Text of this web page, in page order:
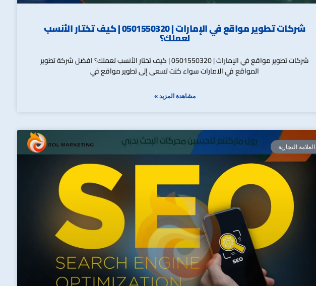
شركات تطوير مواقع في الإمارات | 0501550320 | كيف تختار الأنسب
لعملك؟
شركات تطوير مواقع في الإمارات | 0501550320 | كيف تختار الأنسب لعملك؟ افضل شركة تطوير
المواقع في الامارات سواء كنت تسعى إلى تطوير مواقع في
مشاهدة المزيد »
العلامة التجارية